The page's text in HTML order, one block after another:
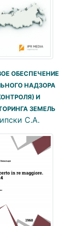
ОБЕСПЕЧЕНИЕ
НАДЗОРА
И
ЗЕМЕЛЬ
С.А.